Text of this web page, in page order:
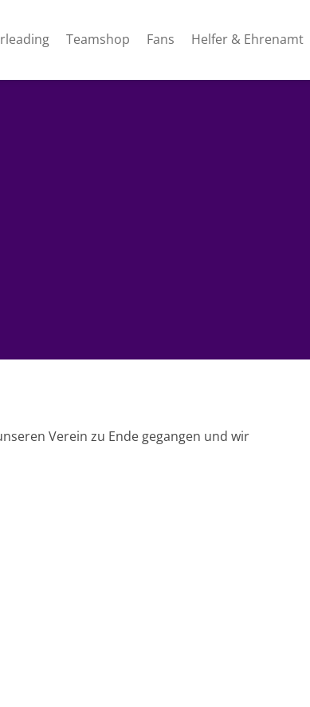
Teamshop Fans Helfer & Ehrenamt
Verein zu Ende gegangen und wir